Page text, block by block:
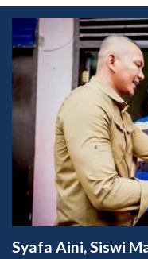
Syafa Aini, Siswi